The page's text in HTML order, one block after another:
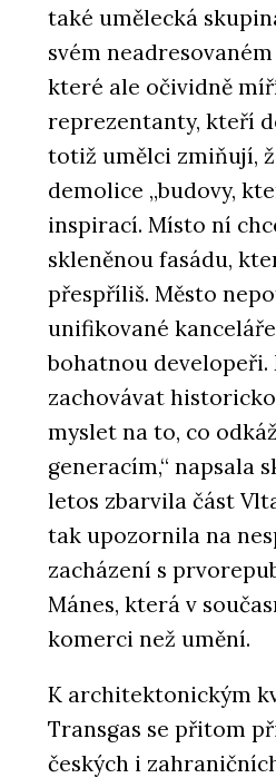
také umělecká
svém
které ale očividně
reprezentanty, kteří
totiž umělci zmiňují,
demolice „budovy,
inspirací. Místo ní
skleněnou fasádu,
přespříliš. Město
unifikované
bohatnou developeři.
zachovávat
myslet na to, co
generacím,“ napsala
letos zbarvila část
tak upozornila na
zacházení s
Mánes, která v
komerci než umění.
K architektonickým
Transgas se přitom
českých i